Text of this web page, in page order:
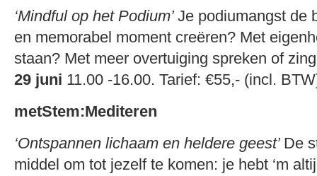
‘Mindful op het Podium’ Je podiumangst de
en memorabel moment creëren? Met
staan? Met meer overtuiging spreken of
29 juni 11.00 -16.00. Tarief: €55,- (incl.
metStem:Mediteren
‘Ontspannen lichaam en heldere geest’ De
middel om tot jezelf te komen: je hebt ‘m